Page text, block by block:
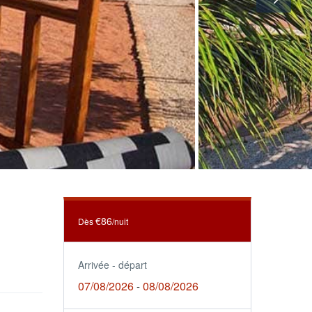
Dès€86/nuit
Arrivée - départ
07/08/2026-08/08/2026